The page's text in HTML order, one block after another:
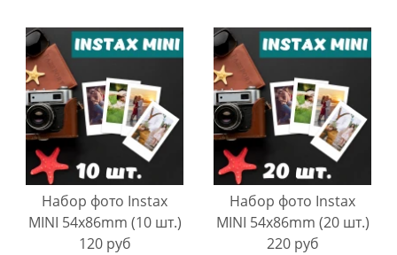
Набор фото Instax
MINI 54х86mm (10 шт.)
120 руб
Набор фото Instax
MINI 54х86mm (20 шт.)
220 руб